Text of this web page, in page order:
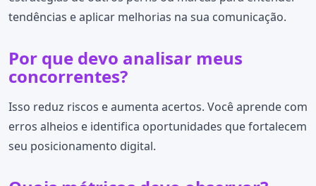
tendências e aplicar melhorias na sua comunicação.
Por que devo analisar meus
concorrentes?
Isso reduz riscos e aumenta acertos. Você aprende com
erros alheios e identifica oportunidades que fortalecem
seu posicionamento digital.